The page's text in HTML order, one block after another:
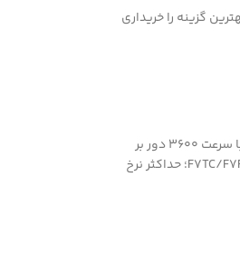
گزینه را خریداری
مدل FC192F؛ تک‌سیلندر 4 زمانه‌ با مکانیزم هوا خنک‌؛ ابعاد برحسب قطر× ارتفاع برابر با 69×92 میلی‌متر؛ ظرفیت سیلندر 460 سی‌سی؛ حداکثر توان خروجی برابر با 10 کیلو وات (10000 وات) با سرعت 3600 دور بر
دقیقه؛ سیستم جرقه‌زنی T.C.I؛ استارت هندلی و استارتر الکتریکی؛ روغن SAE 10W-30؛ ظرفیت مخزن روغن 1.1 لیتر؛ مدت‌زمان کارکرد مداوم با حداکثر توان برابر با 6.5 ساعت؛ نوع شمع F7TC/F7RTC؛ حداکثر نرخ